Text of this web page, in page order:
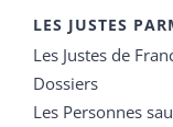
LES JUSTES
Les Justes de
Dossiers
Les Personnes